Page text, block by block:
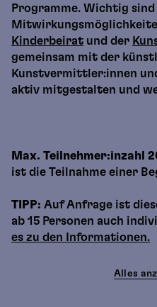
Programme. Wichtig sind
Kinderbeirat und der
gemeinsam mit der
Kunstvermittler:innen
aktiv mitgestalten und
Max. Teilnehmer:inzahl
ist die Teilnahme einer
TIPP: Auf Anfrage ist
ab 15 Personen auch
es zu den Informationen.
Alles